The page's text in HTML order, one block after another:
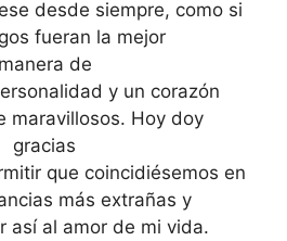
desde siempre, como si
fueran la mejor
manera de
y un corazón
maravillosos. Hoy doy
gracias
que coincidiésemos en
más extrañas y
así al amor de mi vida.